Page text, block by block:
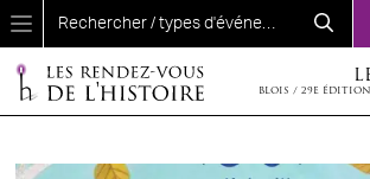
Aller au contenu principal
BLOIS / 29E